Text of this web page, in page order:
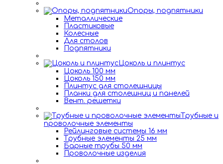
Опоры, подпятники
Металлические
Пластиковые
Колесные
Для столов
Подпятники
Цоколь и плинтус
Цоколь 100 мм
Цоколь 150 мм
Плинтус для столешницы
Планки для столешниц и панелей
Вент. решетки
Трубные и
проволочные элементы
Рейлинговые системы 16 мм
Трубные элементы 25 мм
Барные трубы 50 мм
Проволочные изделия